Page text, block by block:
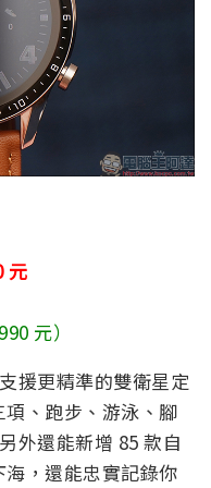
元
元）
援更精準的雙衛星定
、跑步、游泳、腳
外還能新增 85 款自
，還能忠實記錄你